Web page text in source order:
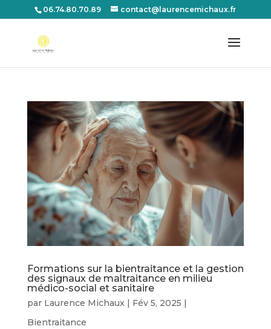
06.74.80.70.89 contact@laurencemichaux.fr
Formations sur la bientraitance et la gestion
des signaux de maltraitance en milieu
médico-social et sanitaire
par Laurence Michaux| Fév 5, 2025 |
Bientraitance